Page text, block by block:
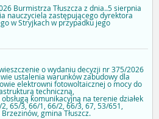
Burmistrza Tłuszcza z dnia..5 sierpnia
nauczyciela zastępującego dyrektora
w Stryjkach w przypadku jego
o wydaniu decyzji nr 375/2026
ustalenia warunków zabudowy dla
elektrowni fotowoltaicznej o mocy do
techniczną,
komunikacyjną na terenie działek
65/3, 66/1, 66/2, 66/3, 67, 53/651,
gmina Tłuszcz.